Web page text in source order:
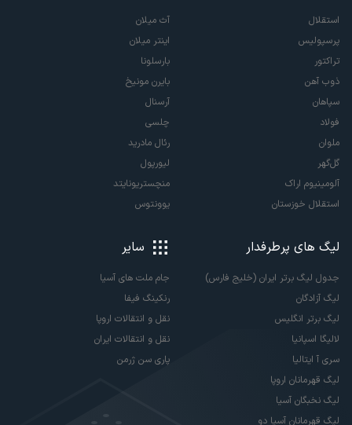
استقلال
پرسپولیس
تراکتور
ذوب آهن
سپاهان
فولاد
ملوان
گل‌گهر
آلومینیوم اراک
استقلال خوزستان
آث میلان
اینتر میلان
بارسلونا
بایرن مونیخ
آرسنال
چلسی
رئال مادرید
لیورپول
منچستریونایتد
یوونتوس
لیگ های پرطرفدار
جدول لیگ برتر ایران (خلیج فارس)
لیگ آزادگان
لیگ برتر انگلیس
لالیگا اسپانیا
سری آ ایتالیا
لیگ قهرمانان اروپا
لیگ نخبگان آسیا
لیگ قهرمانان آسیا دو
سایر
جام ملت های آسیا
رنکینگ فیفا
نقل و انتقالات اروپا
نقل و انتقالات ایران
پاری سن ژرمن